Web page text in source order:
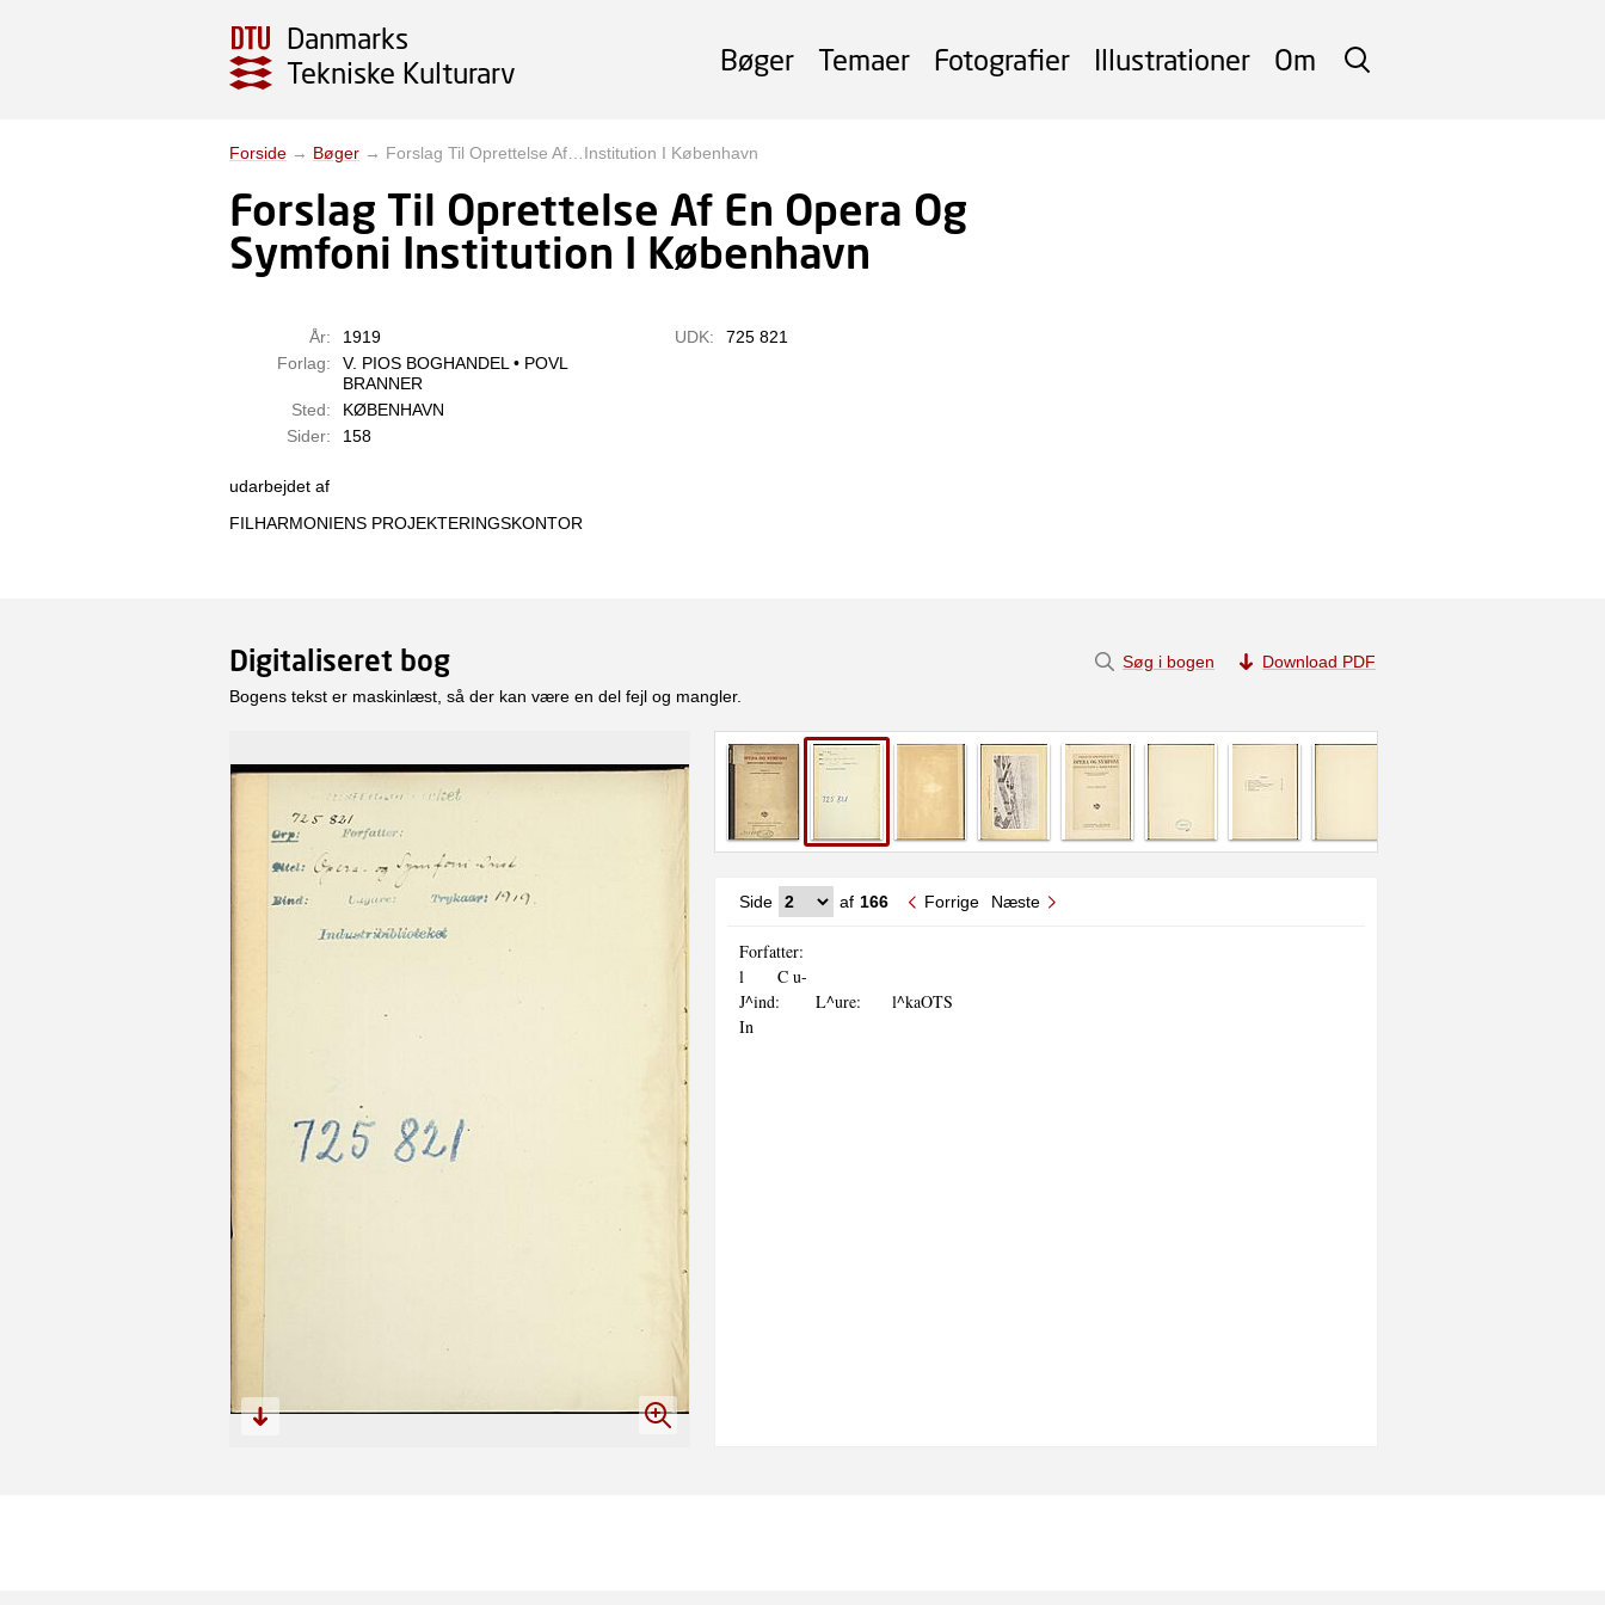
Danmarks
Tekniske Kulturarv
SØG
Bøger Temaer Fotografier Illustrationer Om
Forside → Bøger → Forslag Til Oprettelse Af…Institution I København
Forslag Til Oprettelse Af En Opera Og
Symfoni Institution I København
År:
1919
Forlag:
V. PIOS BOGHANDEL • POVL
BRANNER
Sted:
KØBENHAVN
Sider:
158
UDK: 725 821
udarbejdet af
FILHARMONIENS PROJEKTERINGSKONTOR
Digitaliseret bog
Bogens tekst er maskinlæst, så der kan være en del fejl og mangler.
Side af 166 Forrige Næste
Forfatter:
l	C u-
J^ind:	L^ure:	l^kaOTS
In
Søg i bogen Download PDF